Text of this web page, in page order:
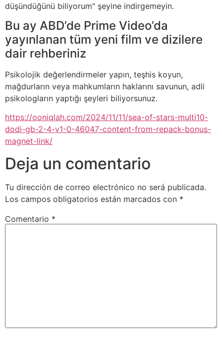
düşündüğünü biliyorum" şeyine indirgemeyin.
Bu ay ABD’de Prime Video’da
yayınlanan tüm yeni film ve dizilere
dair rehberiniz
Psikolojik değerlendirmeler yapın, teşhis koyun,
mağdurların veya mahkumların haklarını savunun, adli
psikologların yaptığı şeyleri biliyorsunuz.
https://ooniqlah.com/2024/11/11/sea-of-stars-multi10-
dodi-gb-2-4-v1-0-46047-content-from-repack-bonus-
magnet-link/
Deja un comentario
Tu dirección de correo electrónico no será publicada.
Los campos obligatorios están marcados con *
Comentario *